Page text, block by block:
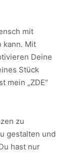
mit
kann. Mit
Deine
Stück
mein „ZDE“
zu
gestalten und
hast nur